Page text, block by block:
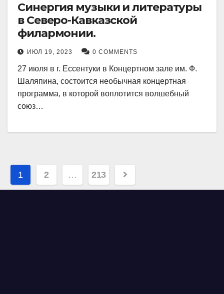
Синергия музыки и литературы
в Северо-Кавказской
филармонии.
ИЮЛ 19, 2023 0 COMMENTS
27 июля в г. Ессентуки в Концертном зале им. Ф.
Шаляпина, состоится необычная концертная
программа, в которой воплотится волшебный
союз…
Навигация
по
1 2 … 213